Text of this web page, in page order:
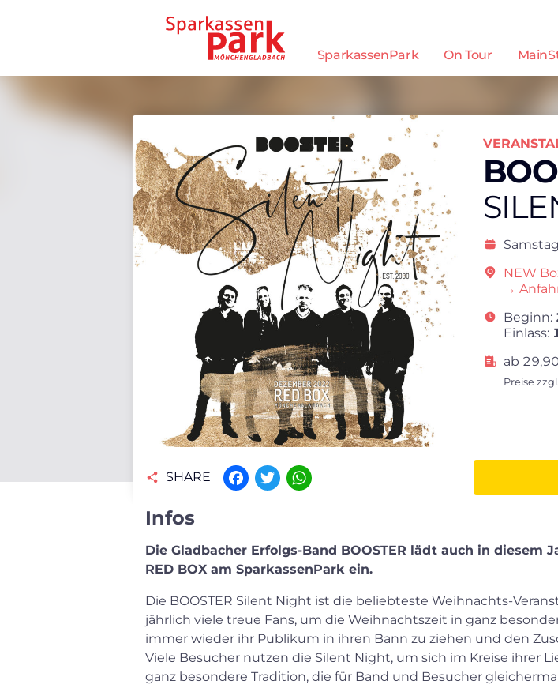
SparkassenPark On Tour
NEW
→
Beginn:
Einlass:
ab
Preise
SHARE
Infos
Die Gladbacher Erfolgs-Band BOOSTER lädt auch in diesem
RED BOX am SparkassenPark ein.
Die BOOSTER Silent Night ist die beliebteste Weihnachts-
jährlich viele treue Fans, um die Weihnachtszeit in ganz
immer wieder ihr Publikum in ihren Bann zu ziehen und den
Viele Besucher nutzen die Silent Night, um sich im Kreise ihrer
ganz besondere Tradition, die für Band und Besucher